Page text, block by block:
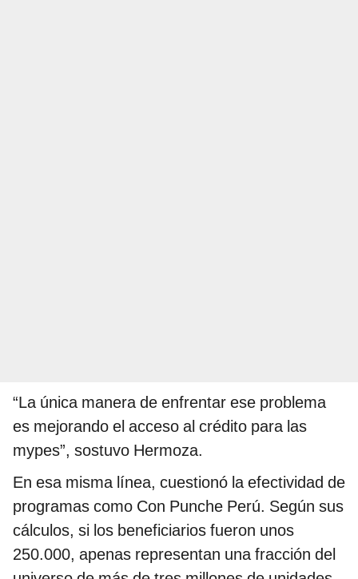
“La única manera de enfrentar ese problema
es mejorando el acceso al crédito para las
mypes”, sostuvo Hermoza.
En esa misma línea, cuestionó la efectividad de
programas como Con Punche Perú. Según sus
cálculos, si los beneficiarios fueron unos
250.000, apenas representan una fracción del